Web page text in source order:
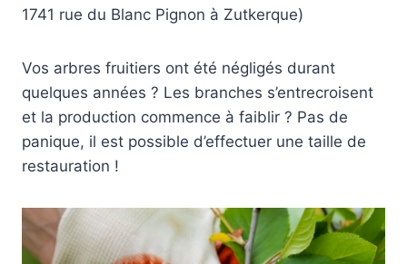
1741 rue du Blanc Pignon à Zutkerque)
Vos arbres fruitiers ont été négligés durant
quelques années ? Les branches s’entrecroisent
et la production commence à faiblir ? Pas de
panique, il est possible d’effectuer une taille de
restauration !